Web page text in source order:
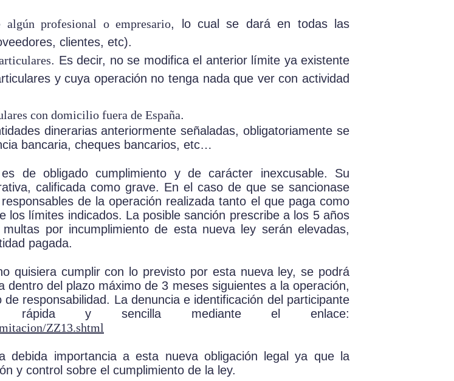
profesional o empresario, lo cual se dará en todas las
clientes, etc).
. Es decir, no se modifica el anterior límite ya existente
y cuya operación no tenga nada que ver con actividad
con domicilio fuera de España.
dinerarias anteriormente señaladas, obligatoriamente se
bancaria, cheques bancarios, etc…
de obligado cumplimiento y de carácter inexcusable. Su
calificada como grave. En el caso de que se sancionase
de la operación realizada tanto el que paga como
los límites indicados. La posible sanción prescribe a los 5 años
por incumplimiento de esta nueva ley serán elevadas,
pagada.
quisiera cumplir con lo previsto por esta nueva ley, se podrá
dentro del plazo máximo de 3 meses siguientes a la operación,
responsabilidad. La denuncia e identificación del participante
y sencilla mediante el enlace:
ZZ13.shtml
importancia a esta nueva obligación legal ya que la
y control sobre el cumplimiento de la ley.